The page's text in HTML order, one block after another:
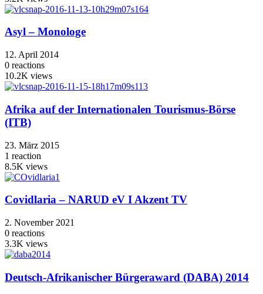
Asyl – Monologe
12. April 2014
0 reactions
10.2K views
Afrika auf der Internationalen Tourismus-Börse
(ITB)
23. März 2015
1 reaction
8.5K views
Covidlaria – NARUD eV I Akzent TV
2. November 2021
0 reactions
3.3K views
Deutsch-Afrikanischer Bürgeraward (DABA) 2014